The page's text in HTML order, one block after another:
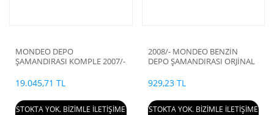
MONDEO DEPO
ŞAMANDIRASI KOMPLE 2007/-
19.045,71 TL
STOKTA YOK. BİZİMLE İLETİŞİME
2008/- MONDEO BENZİN
DEPO ŞAMANDIRASI ORJİNAL
929,23 TL
STOKTA YOK. BİZİMLE İLETİŞİME